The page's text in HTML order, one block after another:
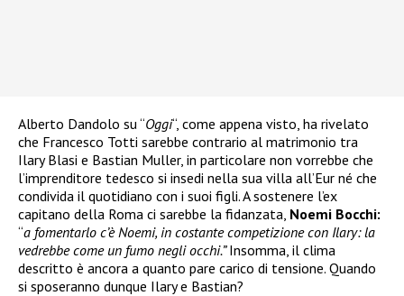
Alberto Dandolo su “Oggi“, come appena visto, ha rivelato
che Francesco Totti sarebbe contrario al matrimonio tra
Ilary Blasi e Bastian Muller, in particolare non vorrebbe che
l’imprenditore tedesco si insedi nella sua villa all’Eur né che
condivida il quotidiano con i suoi figli. A sostenere l’ex
capitano della Roma ci sarebbe la fidanzata, Noemi Bocchi:
“a fomentarlo c’è Noemi, in costante competizione con Ilary: la
vedrebbe come un fumo negli occhi.”Insomma, il clima
descritto è ancora a quanto pare carico di tensione. Quando
si sposeranno dunque Ilary e Bastian?